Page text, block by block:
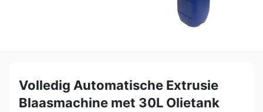
Volledig Automatische Extrusie
Blaasmachine met 30L Olietank